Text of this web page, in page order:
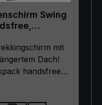
Swing
mit
Dach!
handsfree"
und